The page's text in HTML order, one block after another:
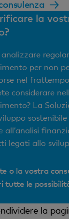
la
per non
nel
considerare
La
all’analisi
legati allo
o la vostra
tutte le
la